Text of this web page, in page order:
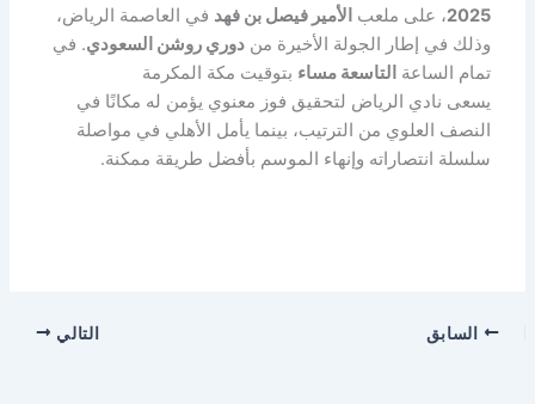
2025، على ملعب الأمير فيصل بن فهد في العاصمة الرياض،
وذلك في إطار الجولة الأخيرة مندوري روشن السعودي. في
تمام الساعة التاسعة مساء بتوقيت مكة المكرمة
يسعى نادي الرياض لتحقيق فوز معنوي يؤمن له مكانًا في
النصف العلوي من الترتيب، بينما يأمل الأهلي في مواصلة
سلسلة انتصاراته وإنهاء الموسم بأفضل طريقة ممكنة.
السابق التالي